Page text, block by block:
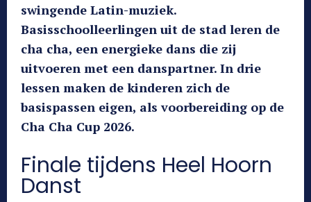
swingende Latin-muziek.
Basisschoolleerlingen uit de stad leren de
cha cha, een energieke dans die zij
uitvoeren met een danspartner. In drie
lessen maken de kinderen zich de
basispassen eigen, als voorbereiding op de
Cha Cha Cup 2026.
Finale tijdens Heel Hoorn
Danst